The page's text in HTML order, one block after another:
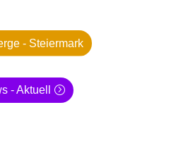
- Steiermark
- Aktuell